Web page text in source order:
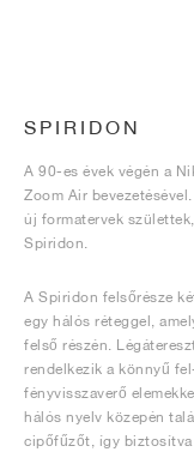
SPIRIDON
A 90-es évek végén a
Zoom Air
új formatervek
Spiridon.
A Spiridon felsőrésze
egy hálós réteggel,
felső részén.
rendelkezik a könnyű
fényvisszaverő
hálós nyelv közepén
cipőfűzőt, így